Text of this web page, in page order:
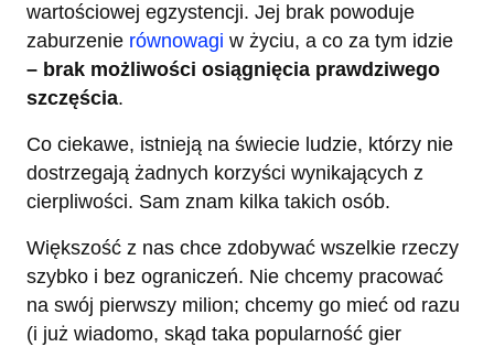
wartościowej egzystencji. Jej brak powoduje
zaburzenie równowagi w życiu, a co za tym idzie
– brak możliwości osiągnięcia prawdziwego
szczęścia.
Co ciekawe, istnieją na świecie ludzie, którzy nie
dostrzegają żadnych korzyści wynikających z
cierpliwości. Sam znam kilka takich osób.
Większość z nas chce zdobywać wszelkie rzeczy
szybko i bez ograniczeń. Nie chcemy pracować
na swój pierwszy milion; chcemy go mieć od razu
(i już wiadomo, skąd taka popularność gier